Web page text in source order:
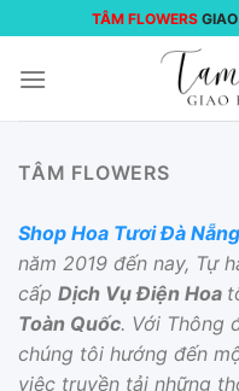
đến
nội
TÂM FLOWERS
TÂM FLOWERS
Shop Hoa Tươi Đà Nẵng
năm 2019 đến nay, Tự
cấp Dịch Vụ Điện Hoa
Toàn Quốc. Với Thông
chúng tôi hướng đến
việc truyền tải những